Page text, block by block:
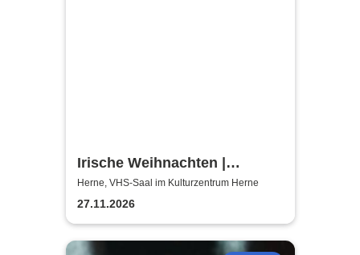
Irische Weihnachten |
Musikalische Lesung mit
Mareike Graepel & Chris
Donovan
Herne, VHS-Saal im Kulturzentrum Herne
27.11.2026